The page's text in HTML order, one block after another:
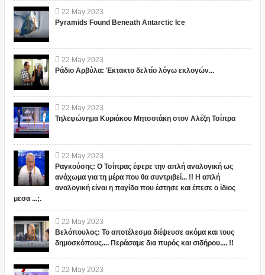
22 May 2023
Pyramids Found Beneath Antarctic Ice
22 May 2023
Ράδιο Αρβύλα: Έκτακτο δελτίο λόγω εκλογών...
22 May 2023
Τηλεφώνημα Κυριάκου Μητσοτάκη στον Αλέξη Τσίπρα
22 May 2023
Ραγκούσης: Ο Τσίπρας έφερε την απλή αναλογική ως
ανάχωμα για τη μέρα που θα συντριβεί... !! Η απλή
αναλογική είναι η παγίδα που έστησε και έπεσε ο ίδιος
μεσα ...;.
22 May 2023
Βελόπουλος: Το αποτέλεσμα διέψευσε ακόμα και τους
δημοσκόπους.... Περάσαμε δια πυρός και σιδήρου.... !!
22 May 2023